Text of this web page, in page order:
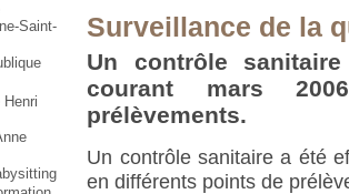
Saint-
Henri
Surveillance de la
Un contrôle
courant mars
prélèvements.
Un contrôle sanitaire a été
en différents points de